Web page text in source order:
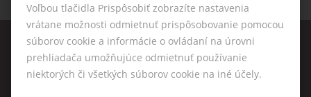
Voľbou tlačidla Prispôsobiť zobrazíte nastavenia
vrátane možnosti odmietnuť prispôsobovanie pomocou
súborov cookie a informácie o ovládaní na úrovni
prehliadača umožňujúce odmietnuť používanie
niektorých či všetkých súborov cookie na iné účely.